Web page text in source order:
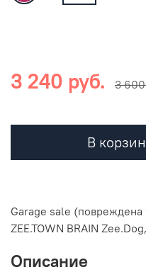
3 240 руб. 3
В
Garage sale (повреждена
ZEE.TOWN BRAIN
Описание